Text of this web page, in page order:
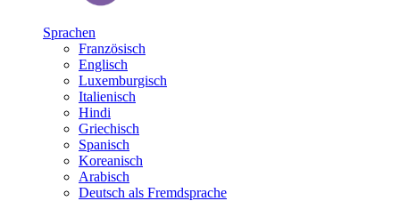
Sprachen
Französisch
Englisch
Luxemburgisch
Italienisch
Hindi
Griechisch
Spanisch
Koreanisch
Arabisch
Deutsch als Fremdsprache